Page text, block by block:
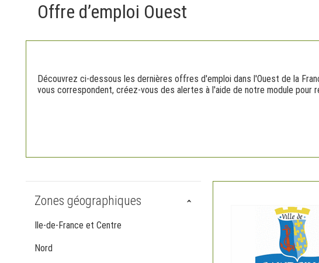
Offre d’emploi Ouest
Découvrez ci-dessous les dernières offres d'emploi dans l'Ouest de la
vous correspondent, créez-vous des alertes à l'aide de notre module pour
Zones géographiques
Ile-de-France et Centre
Nord